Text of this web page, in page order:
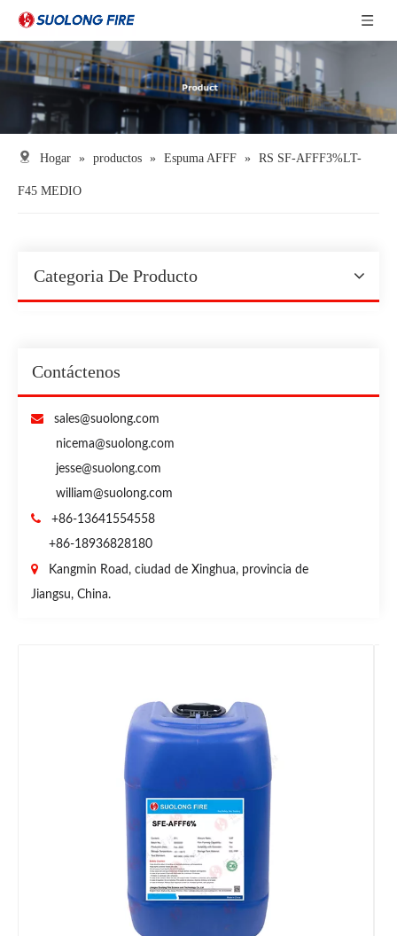
Hogar » productos » Espuma AFFF » RS SF-AFFF3%LT-
F45 MEDIO
Categoria De Producto
Contáctenos
 sales@suolong.com
nicema@suolong.com
jesse@suolong.com
william@suolong.com

+86-13641554558
+86-18936828180

Kangmin Road, ciudad de Xinghua, provincia de
Jiangsu, China.